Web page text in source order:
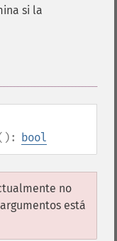
si la
bool
no
está